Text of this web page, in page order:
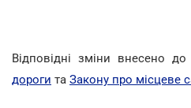
Відповідні зміни внесено
дороги та Закону про місцеве